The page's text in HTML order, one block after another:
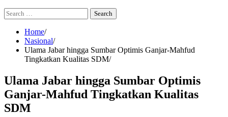
Search
for:
Home
Nasional
Ulama Jabar hingga Sumbar Optimis Ganjar-Mahfud
Tingkatkan Kualitas SDM
Ulama Jabar hingga Sumbar Optimis
Ganjar-Mahfud Tingkatkan Kualitas
SDM